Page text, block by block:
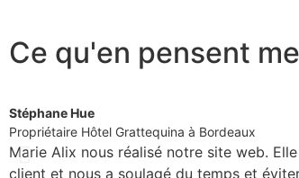
Ce qu'en pensent
Stéphane Hue
Propriétaire Hôtel Grattequina à Bordeaux
Marie Alix nous réalisé notre site web.
client et nous a soulagé du temps et